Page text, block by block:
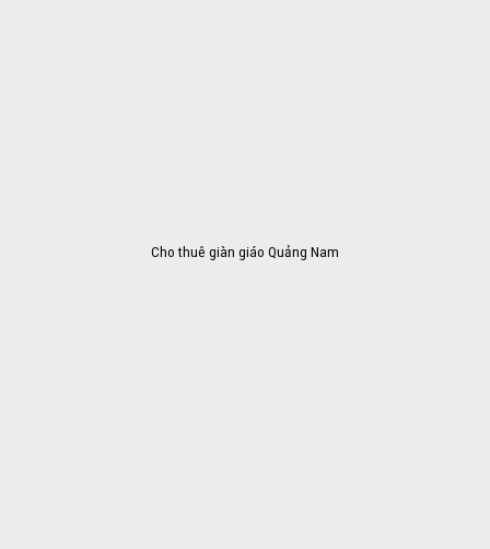
Cho thuê giàn giáo Quảng Nam